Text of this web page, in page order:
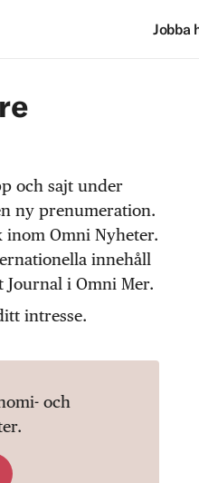
Jobba
och sajt under
ny prenumeration.
Omni Nyheter.
innehåll
Journal i Omni Mer.
intresse.
och